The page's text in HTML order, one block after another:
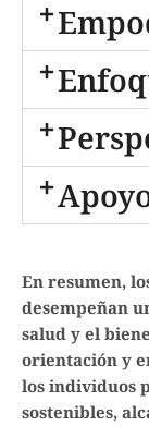
En resumen,
desempeñan
salud y el
orientación y
los individuos
sostenibles,